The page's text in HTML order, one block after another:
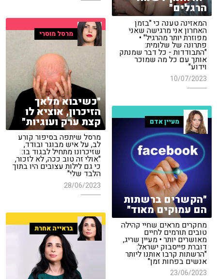
הרגלים"
המאזינה טענה כי "בזמן
האחרון אני מרגישה שאני
מפוזרת יותר מהרגיל" •
פתרונה של שלומית:
"התבודדות - כל דבר שמנתק
אותך עם כל מה שמוכר
וידוע"
10/07/2023
מרסל מוסרי
"כשיבוא מלאך
הזיכרון, אוציא לו
קצת ערק ועוגיות"
מרסל שיתפה בסיפור קורע
לב, על איש מבוגר ובודד,
שזיכרונו מתחיל לבגוד בו:
"אולי זה טוב ככה, לא לזכור,
כי גם לילות עצובים היו בתוך
הלבד שלי"
28/06/2023
מעיין אדם
"הקשרים ברשתות
הם עמוקים מאוד"
מחקרים מראים שחיי קהילה
טובים תורמים לחיים
מאושרים יותר • מעיין שריג,
דוברת פייסבוק ישראל:
"הרשתות קרבו אותנו ליותר
אנשים בפחות זמן"
23/06/2023
בראייה אחרת